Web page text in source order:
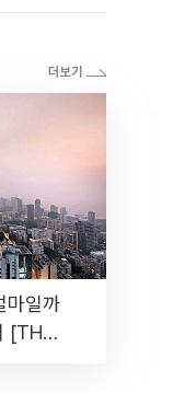
마일까
[THE